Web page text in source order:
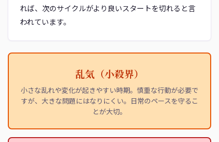
れば、次のサイクルがより良いスタートを切れると言
われています。
乱気（小殺界）
小さな乱れや変化が起きやすい時期。慎重な行動が必要で
すが、大きな問題にはなりにくい。日常のペースを守るこ
とが大切。